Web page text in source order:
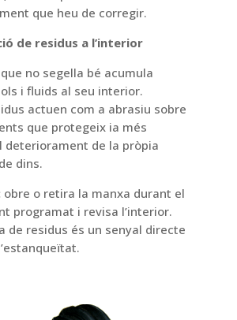
que heu de corregir.
de residus a l’interior
no segella bé acumula
i fluids al seu interior.
actuen com a abrasiu sobre
que protegeix ia més
deteriorament de la pròpia
dins.
obre o retira la manxa durant el
programat i revisa l’interior.
de residus és un senyal directe